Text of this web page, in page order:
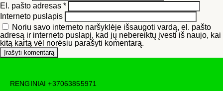
El. pašto adresas *
Interneto puslapis
Noriu savo interneto naršyklėje išsaugoti vardą, el. pašto
adresą ir interneto puslapį, kad jų nebereiktų įvesti iš naujo, kai
kitą kartą vėl norėsiu parašyti komentarą.
RENGINIAI+37063855971